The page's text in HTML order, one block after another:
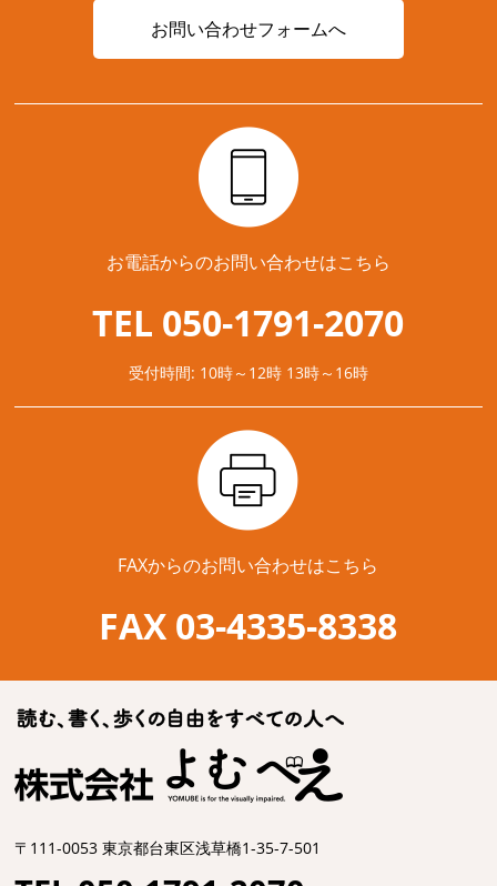
お問い合わせフォームへ
お電話からのお問い合わせはこちら
TEL 050-1791-2070
受付時間: 10時～12時 13時～16時
FAXからのお問い合わせはこちら
FAX 03-4335-8338
〒111-0053 東京都台東区浅草橋1-35-7-501